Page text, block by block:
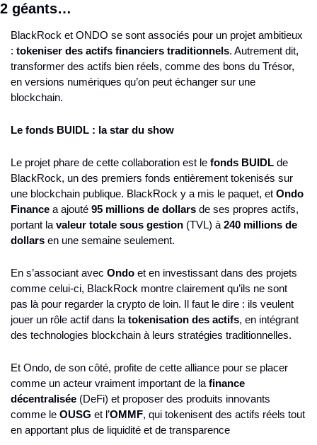
2 géants…
BlackRock et ONDO se sont associés pour un projet ambitieux
: tokeniser des actifs financiers traditionnels. Autrement dit,
transformer des actifs bien réels, comme des bons du Trésor,
en versions numériques qu’on peut échanger sur une
blockchain.
Le fonds BUIDL : la star du show
Le projet phare de cette collaboration est le fonds BUIDL de
BlackRock, un des premiers fonds entièrement tokenisés sur
une blockchain publique. BlackRock y a mis le paquet, et Ondo
Finance a ajouté 95 millions de dollars de ses propres actifs,
portant la valeur totale sous gestion (TVL) à 240 millions de
dollars en une semaine seulement​.
En s’associant avec Ondo et en investissant dans des projets
comme celui-ci, BlackRock montre clairement qu’ils ne sont
pas là pour regarder la crypto de loin. Il faut le dire : ils veulent
jouer un rôle actif dans la tokenisation des actifs, en intégrant
des technologies blockchain à leurs stratégies traditionnelles.
Et Ondo, de son côté, profite de cette alliance pour se placer
comme un acteur vraiment important de la finance
décentralisée (DeFi) et proposer des produits innovants
comme le OUSG et l’OMMF, qui tokenisent des actifs réels tout
en apportant plus de liquidité et de transparence